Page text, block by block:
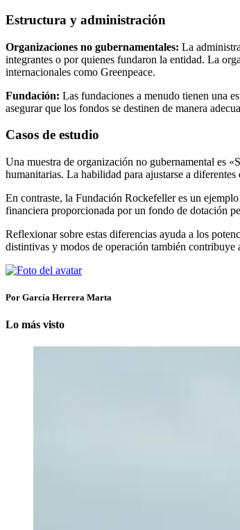
Estructura y administración
Organizaciones no gubernamentales: La
integrantes o por quienes fundaron la entidad. La
internacionales como Greenpeace.
Fundación: Las fundaciones a menudo tienen una
asegurar que los fondos se destinen de manera
Casos de estudio
Una muestra de organización no gubernamental es
humanitarias. La habilidad para ajustarse a
En contraste, la Fundación Rockefeller es un
financiera proporcionada por un fondo de dotación
Reflexionar sobre estas diferencias ayuda a los
distintivas y modos de operación también
Por García Herrera Marta
Lo más visto